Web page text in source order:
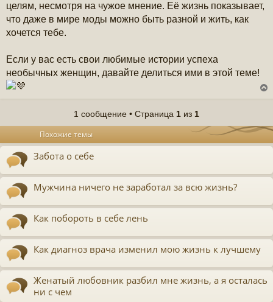
целям, несмотря на чужое мнение. Её жизнь показывает,
что даже в мире моды можно быть разной и жить, как
хочется тебе.
Если у вас есть свои любимые истории успеха
необычных женщин, давайте делиться ими в этой теме!
у
ь
к
ч
у
1 сообщение • Страница 1 из 1
Похожие темы
Забота о себе
Мужчина ничего не заработал за всю жизнь?
Как побороть в себе лень
Как диагноз врача изменил мою жизнь к лучшему
Женатый любовник разбил мне жизнь, а я осталась
ни с чем